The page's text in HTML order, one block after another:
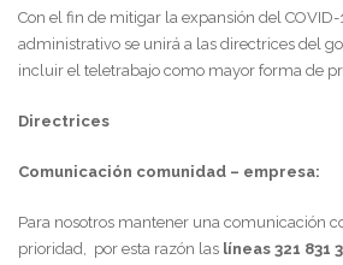
Con el fin de mitigar la expansión del
administrativo se unirá a las directrices del
incluir el teletrabajo como mayor forma de
Directrices
Comunicación comunidad – empresa:
Para nosotros mantener una comunicación
prioridad, por esta razón las líneas 321 831